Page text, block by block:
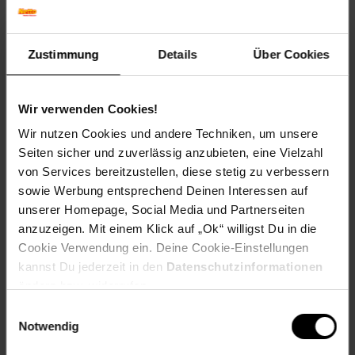
Zustimmung Details Über Cookies
Wir verwenden Cookies!
Wir nutzen Cookies und andere Techniken, um unsere
Seiten sicher und zuverlässig anzubieten, eine Vielzahl
von Services bereitzustellen, diese stetig zu verbessern
sowie Werbung entsprechend Deinen Interessen auf
unserer Homepage, Social Media und Partnerseiten
anzuzeigen. Mit einem Klick auf „Ok“ willigst Du in die
Cookie Verwendung ein. Deine Cookie-Einstellungen
kannst Du jederzeit in den Datenschutzinformationen
Notwendig
Blütenfarbe: Rosa
Winterfarbe: Verblasst, bleibt halbschattig
Geschmack: X
Frucht: Keine Frucht
Standortempfehlung: Sonnig bis halbschattig, feucht
Pflegeaufwand: Mittel
Lichtbedarf: Sonnig-Halbschattig
Wasserbedarf: Mittel
Rückschnitt: Rückschnitt im Frühjahr
Schnittverträglichkeit: Sehr gut
Bodenansprüche: feucht und gut durchlässig
Nährstoffgehalt: Mittel
Frosthärte: bis -34 °C
Verwendung: Als Schnittpflanze,Beetpflanze, Schnittblume,
Duft: Kein Duft